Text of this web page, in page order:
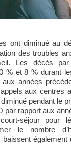
ont diminué au
des troubles
Les décès
% et 8 % durant
années
aux centres
pendant le
par rapport aux
séjour pour
le nombre